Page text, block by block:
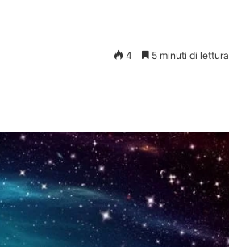
4 5 minuti di lettura